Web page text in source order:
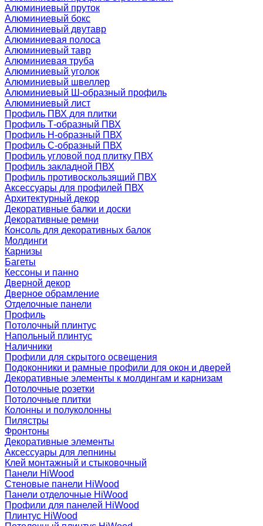
Алюминиевый пруток
Алюминиевый бокс
Алюминиевый двутавр
Алюминиевая полоса
Алюминиевый тавр
Алюминиевая труба
Алюминиевый уголок
Алюминиевый швеллер
Алюминиевый Ш-образный профиль
Алюминиевый лист
Профиль ПВХ для плитки
Профиль Т-образный ПВХ
Профиль H-образный ПВХ
Профиль C-образный ПВХ
Профиль угловой под плитку ПВХ
Профиль закладной ПВХ
Профиль противоскользящий ПВХ
Аксессуары для профилей ПВХ
Архитектурный декор
Декоративные балки и доски
Декоративные ремни
Консоль для декоративных балок
Молдинги
Карнизы
Багеты
Кессоны и панно
Дверной декор
Дверное обрамление
Отделочные панели
Профиль
Потолочный плинтус
Напольный плинтус
Наличники
Профили для скрытого освещения
Подоконники и рамные профили для окон и дверей
Декоративные элементы к молдингам и карнизам
Потолочные розетки
Потолочные плитки
Колонны и полуколонны
Пилястры
Фронтоны
Декоративные элементы
Аксессуары для лепнины
Клей монтажный и стыковочный
Панели HiWood
Стеновые панели HiWood
Панели отделочные HiWood
Профили для панелей HiWood
Плинтус HiWood